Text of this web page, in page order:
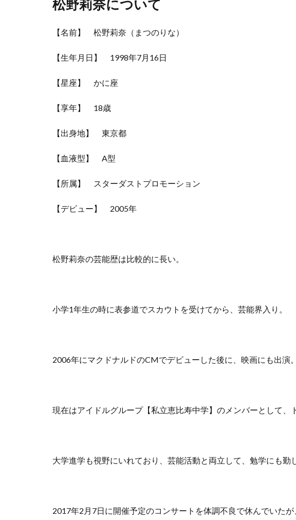
松野莉奈について
【名前】 松野莉奈（まつのりな）
【生年月日】 1998年7月16日
【星座】 かに座
【享年】 18歳
【出身地】 東京都
【血液型】 A型
【所属】 スターダストプロモーション
【デビュー】 2005年
松野莉奈の芸能歴は比較的に長い。
小学1年生の時に表参道でスカウトを受けてから、芸能界入り。
2006年にマクドナルドのCMでデビューした後に、映画にも出演。
現在はアイドルグループ【私立恵比寿中学】のメンバーとして、
大学進学も視野にいれており、芸能活動と両立して、勉学にも勤
2017年2月7日に開催予定のコンサートを体調不良で休んでいたが